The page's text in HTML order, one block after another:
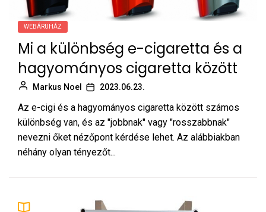
WEBÁRUHÁZ
Mi a különbség e-cigaretta és a
hagyományos cigaretta között
Markus Noel 2023.06.23.
Az e-cigi és a hagyományos cigaretta között számos
különbség van, és az "jobbnak" vagy "rosszabbnak"
nevezni őket nézőpont kérdése lehet. Az alábbiakban
néhány olyan tényezőt...